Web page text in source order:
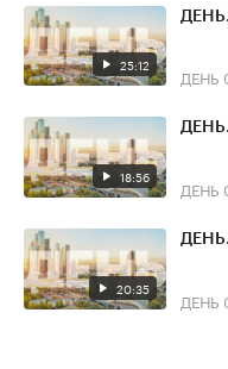
25:12 ДЕНЬ
18:56 ДЕНЬ
20:35
ДЕНЬ.
ДЕНЬ